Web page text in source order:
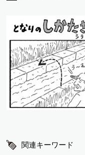
関連キーワード